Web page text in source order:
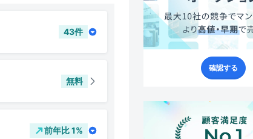
43件
無料
前年比1%
確認する